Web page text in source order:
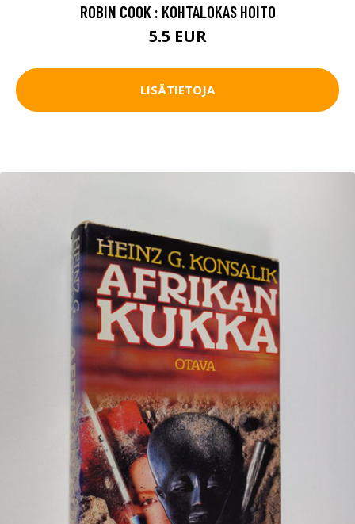
ROBIN COOK : KOHTALOKAS HOITO
5.5 EUR
LISÄTIETOJA